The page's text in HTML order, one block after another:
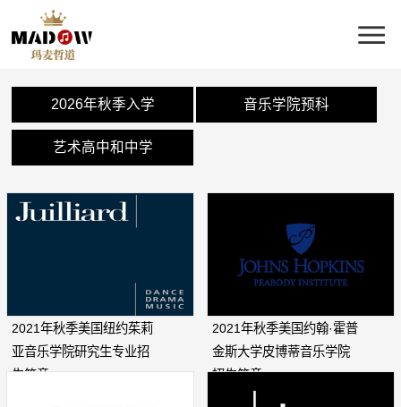
2026年秋季入学 音乐学院预科
艺术高中和中学
2021年秋季美国纽约茱莉
亚音乐学院研究生专业招
生简章
2021年秋季美国约翰·霍普
金斯大学皮博蒂音乐学院
招生简章